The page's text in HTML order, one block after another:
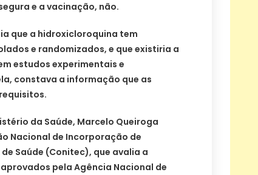
e a vacinação, não.
que a hidroxicloroquina tem
e randomizados, e que existiria a
estudos experimentais e
constava a informação que as
da Saúde, Marcelo Queiroga
Nacional de Incorporação de
Saúde (Conitec), que avalia a
pela Agência Nacional de